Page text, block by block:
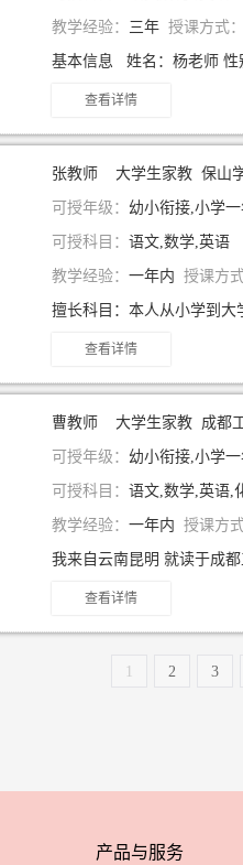
教学经验： 三年 授课方式：
查看详情
张教师 大学生家教 保山
可授年级： 幼小衔接,小学
可授科目： 语文,数学,英语
教学经验： 一年内 授课方式
查看详情
曹教师 大学生家教 成都
可授年级： 幼小衔接,小学一年
可授科目： 语文,数学,英语,
教学经验： 一年内 授课方式
查看详情
2 3
产品与服务